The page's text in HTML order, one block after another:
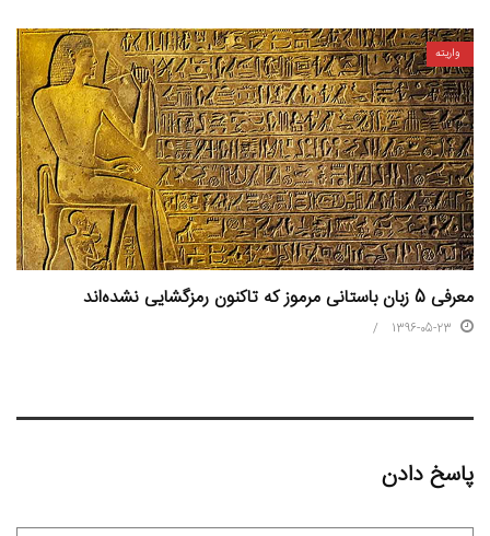
واریته
معرفی 5 زبان باستانی مرموز که تاکنون رمزگشایی نشده‌اند
1396-05-23
پاسخ دادن